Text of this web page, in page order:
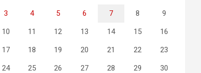
3 4 5 6 7 8 9
10 11 12 13 14 15 16
17 18 19 20 21 22 23
24 25 26 27 28 29 30